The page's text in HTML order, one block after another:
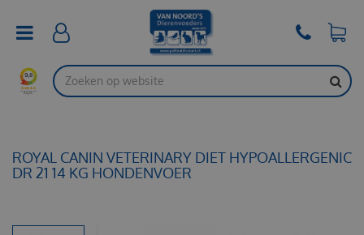
ROYAL CANIN VETERINARY DIET HYPOALLERGENIC
DR 21 14 KG HONDENVOER